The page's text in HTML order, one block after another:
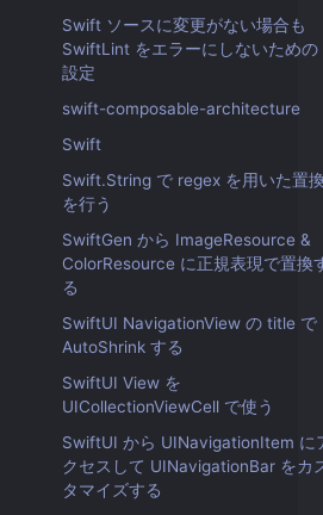
Swift ソースに変更がない場合も
SwiftLint をエラーにしないための
設定
swift-composable-architecture
Swift
Swift.String で regex を用いた置換
を行う
SwiftGen から ImageResource &
ColorResource に正規表現で置換
る
SwiftUI NavigationView の title で
AutoShrink する
SwiftUI View を
UICollectionViewCell で使う
SwiftUI から UINavigationItem に
クセスして UINavigationBar をカ
タマイズする